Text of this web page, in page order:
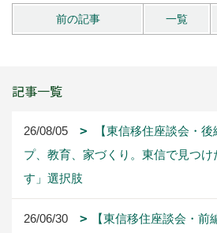
前の記事 一覧
記事一覧
26/08/05
【東信移住座談会・
プ、教育、家づくり。東信で見つけ
す」選択肢
26/06/30
【東信移住座談会・